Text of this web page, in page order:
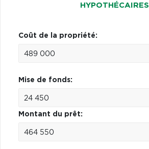
HYPOTHÉCAIRES
Coût de la propriété:
Mise de fonds:
Montant du prêt: